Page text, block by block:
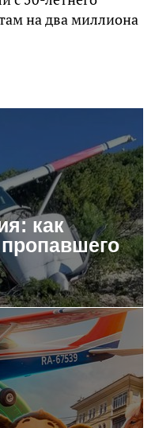
на два миллиона
как